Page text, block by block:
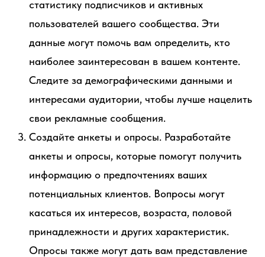
статистику подписчиков и активных
пользователей вашего сообщества. Эти
данные могут помочь вам определить, кто
наиболее заинтересован в вашем контенте.
Следите за демографическими данными и
интересами аудитории, чтобы лучше нацелить
свои рекламные сообщения.
Создайте анкеты и опросы. Разработайте
анкеты и опросы, которые помогут получить
информацию о предпочтениях ваших
потенциальных клиентов. Вопросы могут
касаться их интересов, возраста, половой
принадлежности и других характеристик.
Опросы также могут дать вам представление